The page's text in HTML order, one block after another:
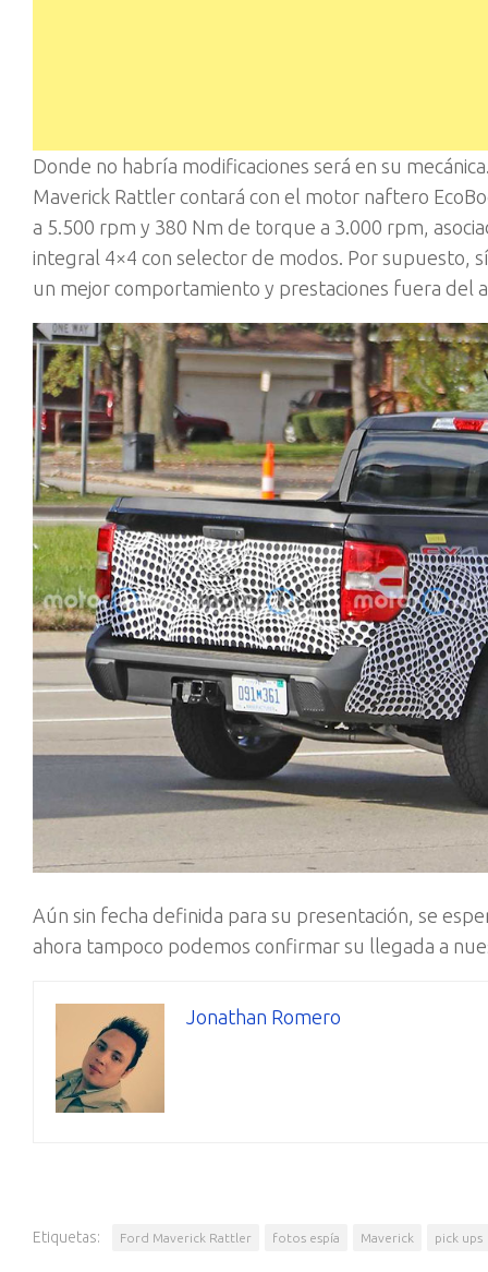
Donde no habría modificaciones será en su
Maverick Rattler contará con el motor naftero
a 5.500 rpm y 380 Nm de torque a 3.000 rpm,
integral 4×4 con selector de modos. Por supuesto,
un mejor comportamiento y prestaciones fuera del
Aún sin fecha definida para su presentación, se
ahora tampoco podemos confirmar su llegada a
Jonathan Romero
Etiquetas: Ford Maverick Rattler fotos espía Maverick pick ups